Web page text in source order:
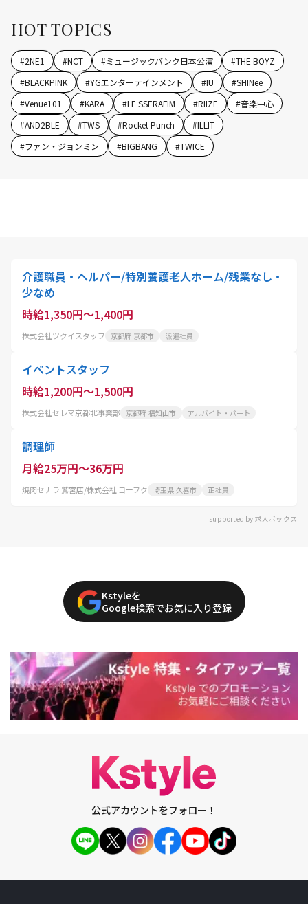
HOT TOPICS
#2NE1 #NCT #ミュージックバンク日本公演 #THE BOYZ
#BLACKPINK #YGエンターテインメント #IU #SHINee
#Venue101 #KARA #LE SSERAFIM #RIIZE #音楽中心
#AND2BLE #TWS #Rocket Punch #ILLIT
#ファン・ジョンミン #BIGBANG #TWICE
介護職員・ヘルパー/特別養護老人ホーム/残業なし・
少なめ
時給1,350円～1,400円
株式会社ツクイスタッフ 京都府 京都市 派遣社員
イベントスタッフ
時給1,200円～1,500円
株式会社セレマ京都北事業部 京都府 福知山市 アルバイト・パート
調理師
月給25万円～36万円
焼肉セナラ 鷲宮店/株式会社 コーフク 埼玉県 久喜市 正社員
supported by 求人ボックス
Kstyleを
Google検索でお気に入り登録
公式アカウントをフォロー！